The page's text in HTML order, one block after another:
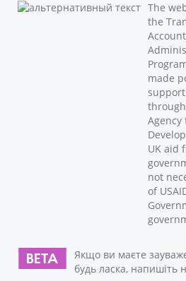
The
the
made
UK aid
not
of
Якщо ви маєте
будь ласка, напишіть